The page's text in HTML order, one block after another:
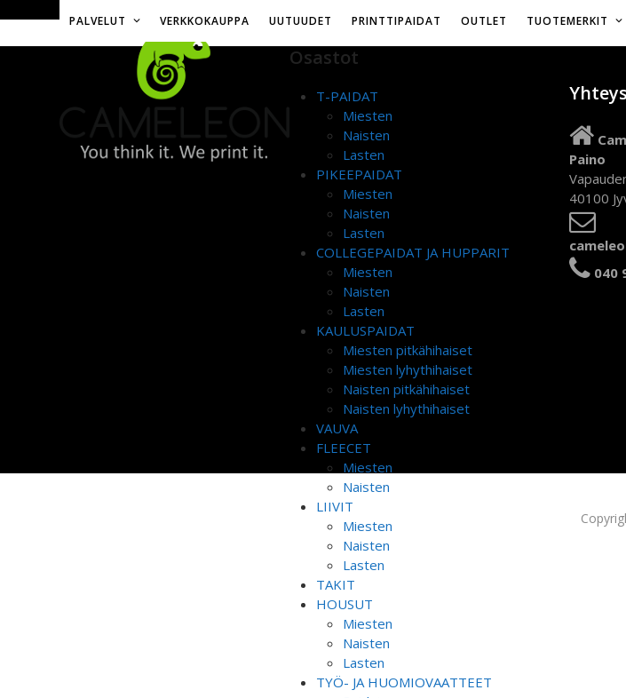
content
PALVELUT VERKKOKAUPPA UUTUUDET PRINTTIPAIDAT OUTLET TUOTEMERKIT
Osastot
T-PAIDAT
Miesten
Naisten
Lasten
PIKEEPAIDAT
Miesten
Naisten
Lasten
COLLEGEPAIDAT JA HUPPARIT
Miesten
Naisten
Lasten
KAULUSPAIDAT
Miesten pitkähihaiset
Miesten lyhythihaiset
Naisten pitkähihaiset
Naisten lyhythihaiset
VAUVA
FLEECET
Miesten
Naisten
LIIVIT
Miesten
Naisten
Lasten
TAKIT
HOUSUT
Miesten
Naisten
Lasten
TYÖ- JA HUOMIOVAATTEET
Paino
40100
040